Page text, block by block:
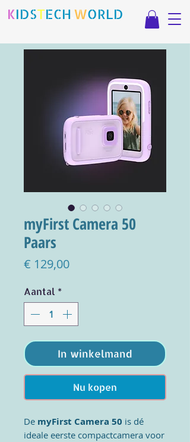
KIDSTECH WORLD
myFirst Camera 50
Paars
€ 129,00Prijs
Aantal *
In winkelmand
Nu kopen
De myFirst Camera 50 is dé
ideale eerste compactcamera voor